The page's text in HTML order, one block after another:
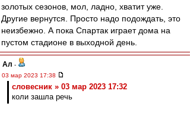
золотых сезонов, мол, ладно, хватит уже.
Другие вернутся. Просто надо подождать, это
неизбежно. А пока Спартак играет дома на
пустом стадионе в выходной день.
Ал -
03 мар 2023 17:38
словесник » 03 мар 2023 17:32
коли зашла речь